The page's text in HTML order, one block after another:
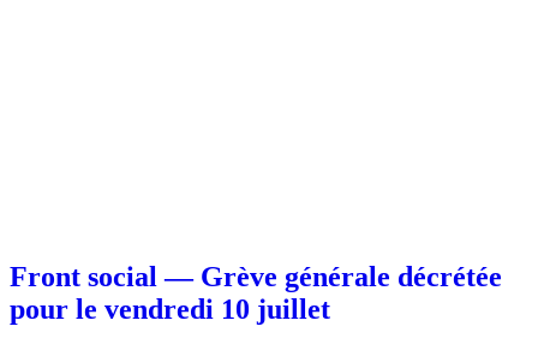
Front social — Grève générale décrétée
pour le vendredi 10 juillet